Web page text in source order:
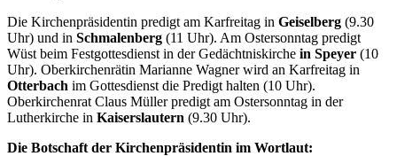
Die Kirchenpräsidentin predigt am Karfreitag in Geiselberg (9.30
Uhr) und in Schmalenberg (11 Uhr). Am Ostersonntag predigt
Wüst beim Festgottesdienst in der Gedächtniskirche in Speyer (10
Uhr). Oberkirchenrätin Marianne Wagner wird an Karfreitag in
Otterbach im Gottesdienst die Predigt halten (10 Uhr).
Oberkirchenrat Claus Müller predigt am Ostersonntag in der
Lutherkirche in Kaiserslautern (9.30 Uhr).
Die Botschaft der Kirchenpräsidentin im Wortlaut: